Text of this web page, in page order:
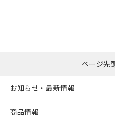
ページ先
お知らせ・最新情報
商品情報